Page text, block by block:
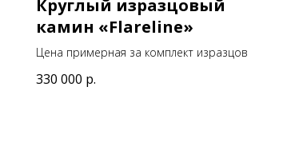
Круглый изразцовый
камин «Flareline»
Цена примерная за комплект изразцов
330 000 р.